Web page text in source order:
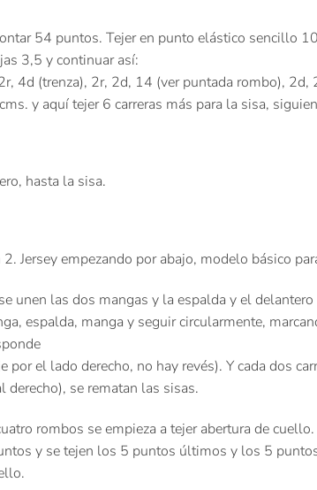
54 puntos. Tejer en punto elástico sencillo
3,5 y continuar así:
4d (trenza), 2r, 2d, 14 (ver puntada rombo),
y aquí tejer 6 carreras más para la sisa,
hasta la sisa.
Jersey empezando por abajo, modelo básico
unen las dos mangas y la espalda y el
espalda, manga y seguir circularmente,
por el lado derecho, no hay revés). Y cada dos
derecho), se rematan las sisas.
rombos se empieza a tejer abertura de
y se tejen los 5 puntos últimos y los 5